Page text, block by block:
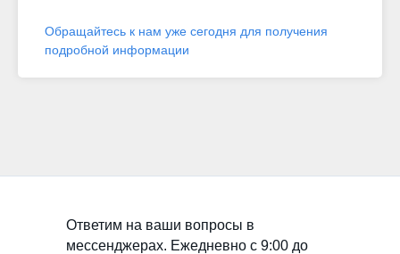
Обращайтесь к нам уже сегодня для получения
подробной информации
Ответим на ваши вопросы в
мессенджерах. Ежедневно с 9:00 до